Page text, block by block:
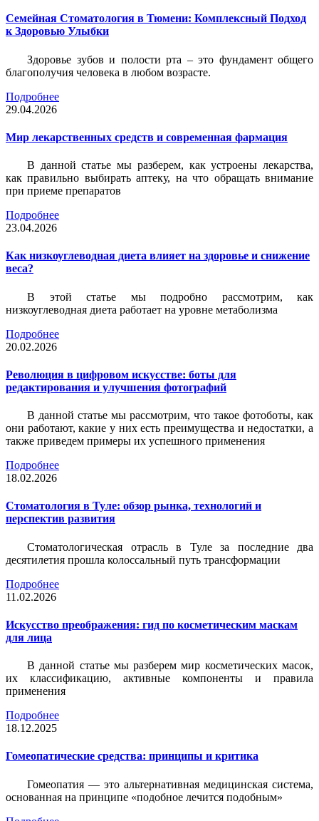
Семейная Стоматология в Тюмени: Комплексный Подход
к Здоровью Улыбки
Здоровье зубов и полости рта – это фундамент общего
благополучия человека в любом возрасте.
Подробнее
29.04.2026
Мир лекарственных средств и современная фармация
В данной статье мы разберем, как устроены лекарства,
как правильно выбирать аптеку, на что обращать внимание
при приеме препаратов
Подробнее
23.04.2026
Как низкоуглеводная диета влияет на здоровье и снижение
веса?
В этой статье мы подробно рассмотрим, как
низкоуглеводная диета работает на уровне метаболизма
Подробнее
20.02.2026
Революция в цифровом искусстве: боты для
редактирования и улучшения фотографий
В данной статье мы рассмотрим, что такое фотоботы, как
они работают, какие у них есть преимущества и недостатки, а
также приведем примеры их успешного применения
Подробнее
18.02.2026
Стоматология в Туле: обзор рынка, технологий и
перспектив развития
Стоматологическая отрасль в Туле за последние два
десятилетия прошла колоссальный путь трансформации
Подробнее
11.02.2026
Искусство преображения: гид по косметическим маскам
для лица
В данной статье мы разберем мир косметических масок,
их классификацию, активные компоненты и правила
применения
Подробнее
18.12.2025
Гомеопатические средства: принципы и критика
Гомеопатия — это альтернативная медицинская система,
основанная на принципе «подобное лечится подобным»